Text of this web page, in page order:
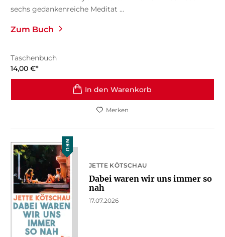
sechs gedankenreiche Meditat ...
Zum Buch
Taschenbuch
14,00 €*
In den Warenkorb
Merken
NEU
JETTE KÖTSCHAU
Dabei waren wir uns immer so
nah
17.07.2026